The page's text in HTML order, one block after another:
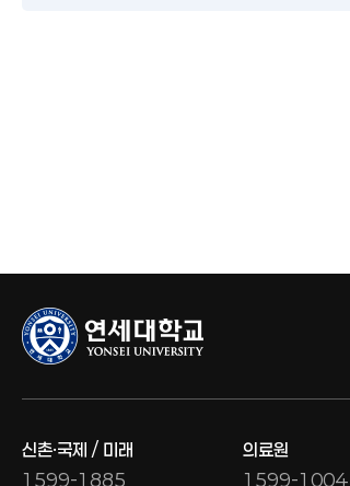
신촌·국제 / 미래
1599-1885
의료원
1599-1004